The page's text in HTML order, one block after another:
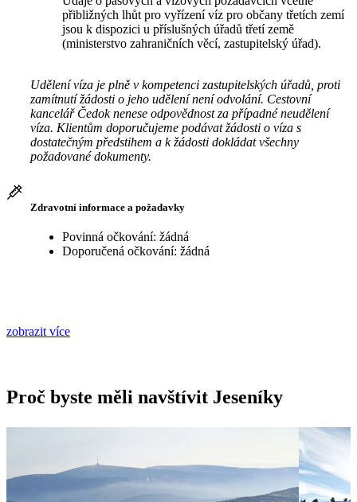
přibližných lhůt pro vyřízení víz pro občany třetích zemí
jsou k dispozici u příslušných úřadů třetí země
(ministerstvo zahraničních věcí, zastupitelský úřad).
Udělení víza je plně v kompetenci zastupitelských úřadů, proti
zamítnutí žádosti o jeho udělení není odvolání. Cestovní
kancelář Čedok nenese odpovědnost za případné neudělení
víza. Klientům doporučujeme podávat žádosti o víza s
dostatečným předstihem a k žádosti dokládat všechny
požadované dokumenty.
Zdravotní informace a požadavky
Povinná očkování: žádná
Doporučená očkování: žádná
zobrazit více
Proč byste měli navštívit Jeseníky